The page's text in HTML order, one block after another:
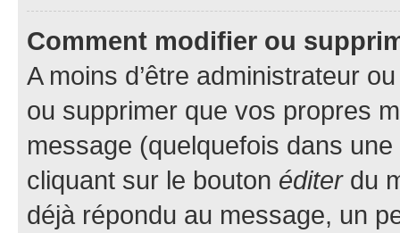
Comment modifier ou
A moins d’être administrateur
ou supprimer que vos propres
message (quelquefois dans
cliquant sur le bouton éditerdu
déjà répondu au message, un